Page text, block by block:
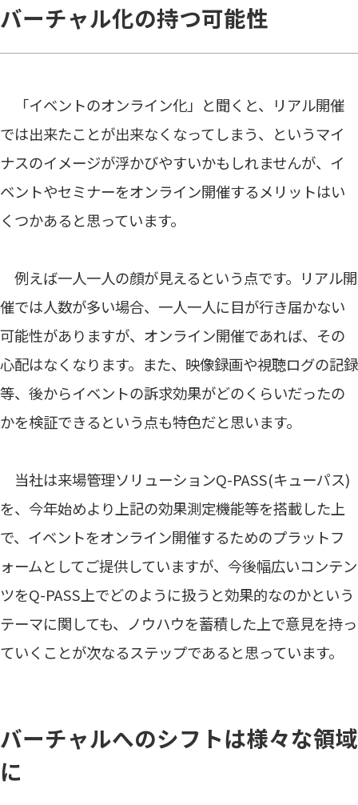
バーチャル化の持つ可能性
「イベントのオンライン化」と聞くと、リアル開催
では出来たことが出来なくなってしまう、というマイ
ナスのイメージが浮かびやすいかもしれませんが、イ
ベントやセミナーをオンライン開催するメリットはい
くつかあると思っています。
例えば一人一人の顔が見えるという点です。リアル開
催では人数が多い場合、一人一人に目が行き届かない
可能性がありますが、オンライン開催であれば、その
心配はなくなります。また、映像録画や視聴ログの記録
等、後からイベントの訴求効果がどのくらいだったの
かを検証できるという点も特色だと思います。
当社は来場管理ソリューションQ-PASS(キューパス)
を、今年始めより上記の効果測定機能等を搭載した上
で、イベントをオンライン開催するためのプラットフ
ォームとしてご提供していますが、今後幅広いコンテン
ツをQ-PASS上でどのように扱うと効果的なのかという
テーマに関しても、ノウハウを蓄積した上で意見を持っ
ていくことが次なるステップであると思っています。
バーチャルへのシフトは様々な領域
に